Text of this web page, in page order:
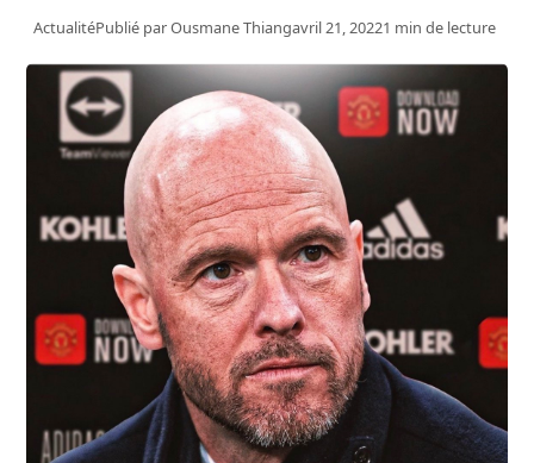
ActualitéPublié parOusmane Thiangavril 21, 20221 min de lecture